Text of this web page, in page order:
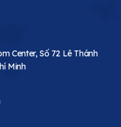
Center, Số 72 Lê Thánh
Minh